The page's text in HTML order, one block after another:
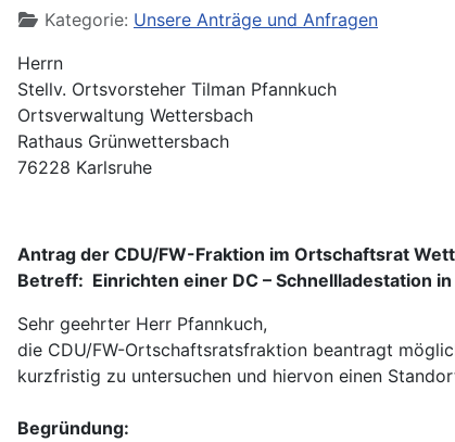
DetailsKategorie: Unsere Anträge und Anfragen
Herrn
Stellv. Ortsvorsteher Tilman Pfannkuch
Ortsverwaltung Wettersbach
Rathaus Grünwettersbach
76228 Karlsruhe
Antrag der CDU/FW-Fraktion im Ortschaftsrat
Betreff: Einrichten einer DC – Schnellladestation
Sehr geehrter Herr Pfannkuch,
die CDU/FW-Ortschaftsratsfraktion beantragt
kurzfristig zu untersuchen und hiervon einen
Begründung: